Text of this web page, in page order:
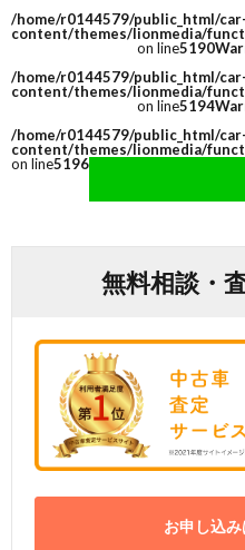
/home/r0144579/public_html/
content/themes/lionmedia/
on line5190
/home/r0144579/public_html/
content/themes/lionmedia/
on line5194
/home/r0144579/public_html/
content/themes/lionmedia/
on line5196
無料相談・
お申し込